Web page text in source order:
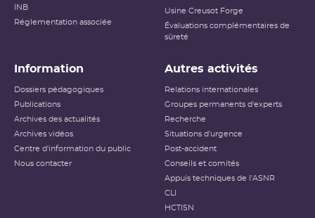
INB
Réglementation associée
Usine Creusot Forge
Évaluations complémentaires de
sûreté
Information
Dossiers pédagogiques
Publications
Archives des actualités
Archives vidéos
Centre d'information du public
Nous contacter
Autres activités
Relations internationales
Groupes permanents d'experts
Recherche
Situations d'urgence
Post-accident
Conseils et comités
Appuis techniques de l'ASNR
CLI
HCTISN